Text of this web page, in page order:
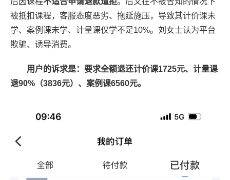
被抵扣课程，客服态度恶劣、拖延施压，导致其计价课未
学、案例课未学、计量课仅学不足10%。刘女士认为平台
欺骗、诱导消费。
用户的诉求是： 要求全额退还计价课1725元、计量课
退90%（3836元）、案例课6560元。